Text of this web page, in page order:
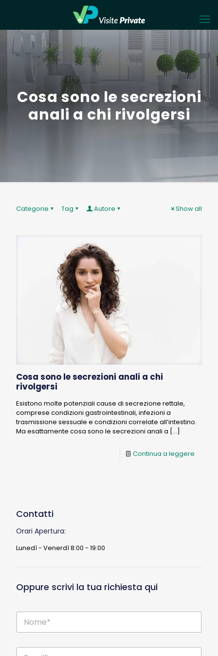
Cosa sono le secrezioni
anali a chi rivolgersi
Categorie Tag Autore Show all
Cosa sono le secrezioni anali a chi
rivolgersi
Esistono molte potenziali cause di secrezione rettale,
comprese condizioni gastrointestinali, infezioni a
trasmissione sessuale e condizioni correlate all’intestino.
Ma esattamente cosa sono le secrezioni anali a […]
Continua a leggere
Contatti
Orari Apertura:
Lunedì - Venerdì 8:00 - 19:00
Oppure scrivi la tua richiesta qui
N
m
E